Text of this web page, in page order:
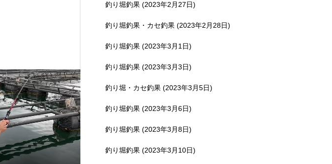
釣り堀釣果 (2023年2月27日)
釣り堀釣果・カセ釣果 (2023年2月28日)
釣り堀釣果 (2023年3月1日)
釣り堀釣果 (2023年3月3日)
釣り堀・カセ釣果 (2023年3月5日)
釣り堀釣果 (2023年3月6日)
釣り堀釣果 (2023年3月8日)
釣り堀釣果 (2023年3月10日)